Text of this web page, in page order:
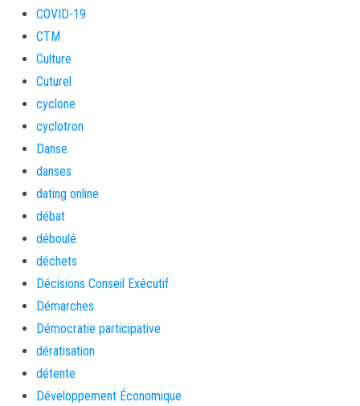
COVID-19
CTM
Culture
Cuturel
cyclone
cyclotron
Danse
danses
dating online
débat
déboulé
déchets
Décisions Conseil Exécutif
Démarches
Démocratie participative
dératisation
détente
Développement Économique